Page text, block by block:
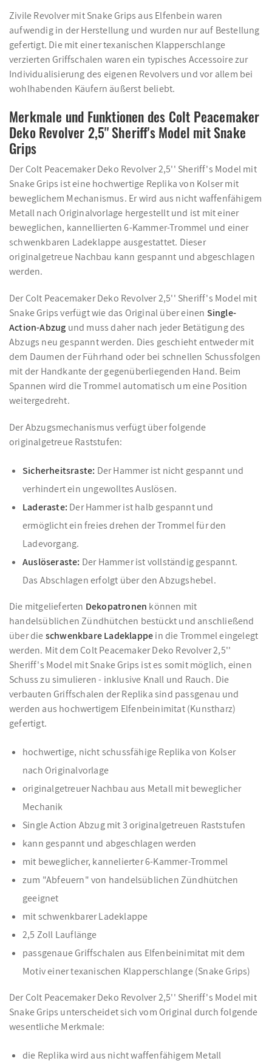
Zivile Revolver mit Snake Grips aus Elfenbein waren
aufwendig in der Herstellung und wurden nur auf Bestellung
gefertigt. Die mit einer texanischen Klapperschlange
verzierten Griffschalen waren ein typisches Accessoire zur
Individualisierung des eigenen Revolvers und vor allem bei
wohlhabenden Käufern äußerst beliebt.
Merkmale und Funktionen des Colt Peacemaker
Deko Revolver 2,5'' Sheriff's Model mit Snake
Grips
Der Colt Peacemaker Deko Revolver 2,5'' Sheriff's Model mit
Snake Grips ist eine hochwertige Replika von Kolser mit
beweglichem Mechanismus. Er wird aus nicht waffenfähigem
Metall nach Originalvorlage hergestellt und ist mit einer
beweglichen, kannellierten 6-Kammer-Trommel und einer
schwenkbaren Ladeklappe ausgestattet. Dieser
originalgetreue Nachbau kann gespannt und abgeschlagen
werden.
Der Colt Peacemaker Deko Revolver 2,5'' Sheriff's Model mit
Snake Grips verfügt wie das Original über einen Single-
Action-Abzug und muss daher nach jeder Betätigung des
Abzugs neu gespannt werden. Dies geschieht entweder mit
dem Daumen der Führhand oder bei schnellen Schussfolgen
mit der Handkante der gegenüberliegenden Hand. Beim
Spannen wird die Trommel automatisch um eine Position
weitergedreht.
Der Abzugsmechanismus verfügt über folgende
originalgetreue Raststufen:
Sicherheitsraste: Der Hammer ist nicht gespannt und
verhindert ein ungewolltes Auslösen.
Laderaste: Der Hammer ist halb gespannt und
ermöglicht ein freies drehen der Trommel für den
Ladevorgang.
Auslöseraste: Der Hammer ist vollständig gespannt.
Das Abschlagen erfolgt über den Abzugshebel.
Die mitgelieferten Dekopatronen können mit
handelsüblichen Zündhütchen bestückt und anschließend
über dieschwenkbare Ladeklappein die Trommel eingelegt
werden. Mit dem Colt Peacemaker Deko Revolver 2,5''
Sheriff's Model mit Snake Grips ist es somit möglich, einen
Schuss zu simulieren - inklusive Knall und Rauch. Die
verbauten Griffschalen der Replika sind passgenau und
werden aus hochwertigem Elfenbeinimitat (Kunstharz)
gefertigt.
hochwertige, nicht schussfähige Replika von Kolser
nach Originalvorlage
originalgetreuer Nachbau aus Metall mit beweglicher
Mechanik
Single Action Abzug mit 3 originalgetreuen Raststufen
kann gespannt und abgeschlagen werden
mit beweglicher, kannelierter 6-Kammer-Trommel
zum "Abfeuern" von handelsüblichen Zündhütchen
geeignet
mit schwenkbarer Ladeklappe
2,5 Zoll Lauflänge
passgenaue Griffschalen aus Elfenbeinimitat mit dem
Motiv einer texanischen Klapperschlange (Snake Grips)
Der Colt Peacemaker Deko Revolver 2,5'' Sheriff's Model mit
Snake Grips unterscheidet sich vom Original durch folgende
wesentliche Merkmale:
die Replika wird aus nicht waffenfähigem Metall